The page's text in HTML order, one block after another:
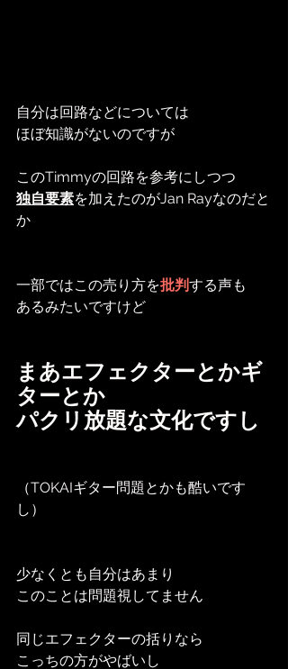
自分は回路などについては
ほぼ知識がないのですが
このTimmyの回路を参考にしつつ
独自要素を加えたのがJan Rayなのだと
か
一部ではこの売り方を批判する声も
あるみたいですけど
まあエフェクターとかギ
ターとか
パクリ放題な文化ですし
（TOKAIギター問題とかも酷いです
し）
少なくとも自分はあまり
このことは問題視してません
同じエフェクターの括りなら
こっちの方がやばいし